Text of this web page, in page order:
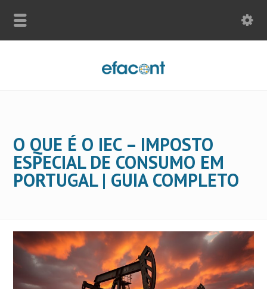
O QUE É O IEC – IMPOSTO
ESPECIAL DE CONSUMO EM
PORTUGAL | GUIA COMPLETO